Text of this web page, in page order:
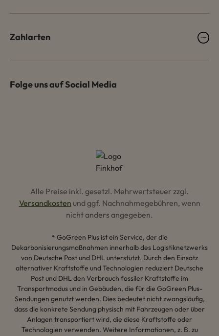
Zahlarten
Folge uns auf Social Media
Alle Preise inkl. gesetzl. Mehrwertsteuer zzgl.
Versandkosten und ggf. Nachnahmegebühren, wenn
nicht anders angegeben.
* GoGreen Plus ist ein Service, der die
Dekarbonisierungsmaßnahmen innerhalb des Logistiknetzwerks
von Deutsche Post und DHL unterstützt. Durch den Einsatz
alternativer Kraftstoffe und Technologien reduziert Deutsche
Post und DHL den Verbrauch fossiler Kraftstoffe im
Transportmodus und in Gebäuden, die für die GoGreen Plus-
Sendungen genutzt werden. Dies bedeutet nicht zwangsläufig,
dass die konkrete Sendung physisch mit Fahrzeugen oder über
Anlagen transportiert wird, die diese Kraftstoffe oder
Technologien verwenden. Weitere Informationen, z. B. zu